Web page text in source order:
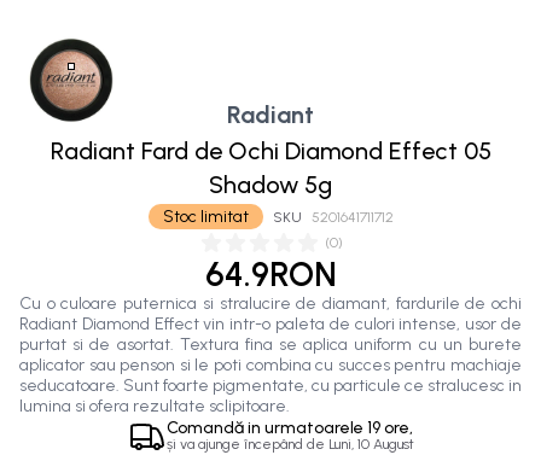
(0)
Stoc limitat SKU 5201641711712
Radiant
Radiant Fard de Ochi Diamond Effect 05
Shadow 5g
64.9RON
Cu o culoare puternica si stralucire de diamant, fardurile de ochi
Radiant Diamond Effect vin intr-o paleta de culori intense, usor de
purtat si de asortat. Textura fina se aplica uniform cu un burete
aplicator sau penson si le poti combina cu succes pentru machiaje
seducatoare. Sunt foarte pigmentate, cu particule ce stralucesc in
lumina si ofera rezultate sclipitoare.
Comandă in urmatoarele 19 ore,
și va ajunge începând de Luni, 10 August